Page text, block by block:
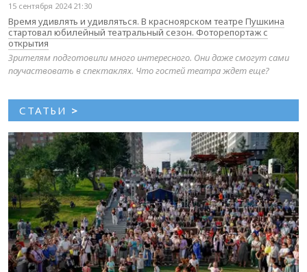
15 сентября 2024 21:30
Время удивлять и удивляться. В красноярском театре Пушкина
стартовал юбилейный театральный сезон. Фоторепортаж с
открытия
Зрителям подготовили много интересного. Они даже смогут сами
поучаствовать в спектаклях. Что гостей театра ждет еще?
СТАТЬИ >